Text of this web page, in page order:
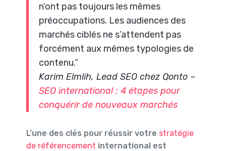
n’ont pas toujours les mêmes
préoccupations. Les audiences des
marchés ciblés ne s’attendent pas
forcément aux mêmes typologies de
contenu.”
Karim Elmlih, Lead SEO chez Qonto –
SEO international : 4 étapes pour
conquérir de nouveaux marchés
L’une des clés pour réussir votre stratégie
de référencement international est